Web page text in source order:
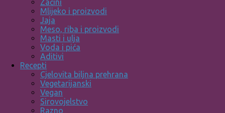
Začini
Mlijeko i proizvodi
Jaja
Meso, riba i proizvodi
Masti i ulja
Voda i pića
Aditivi
Recepti
Cjelovita biljna prehrana
Vegetarijanski
Vegan
Sirovojelstvo
Razno